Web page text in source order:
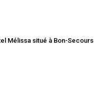
Mélissa situé à Bon-Secours